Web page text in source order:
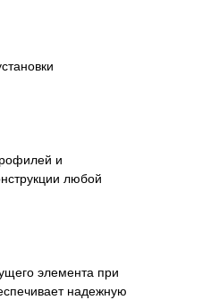
и
любой
элемента при
надежную